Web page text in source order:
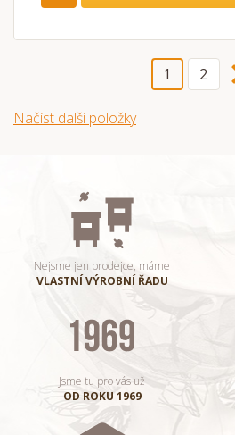
1 2
Načíst další položky
Nejsme jen prodejce, máme
VLASTNÍ VÝROBNÍ ŘADU
Jsme tu pro vás už
OD ROKU 1969